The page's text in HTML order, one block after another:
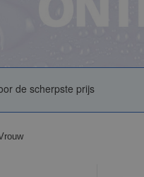
de scherpste prijs